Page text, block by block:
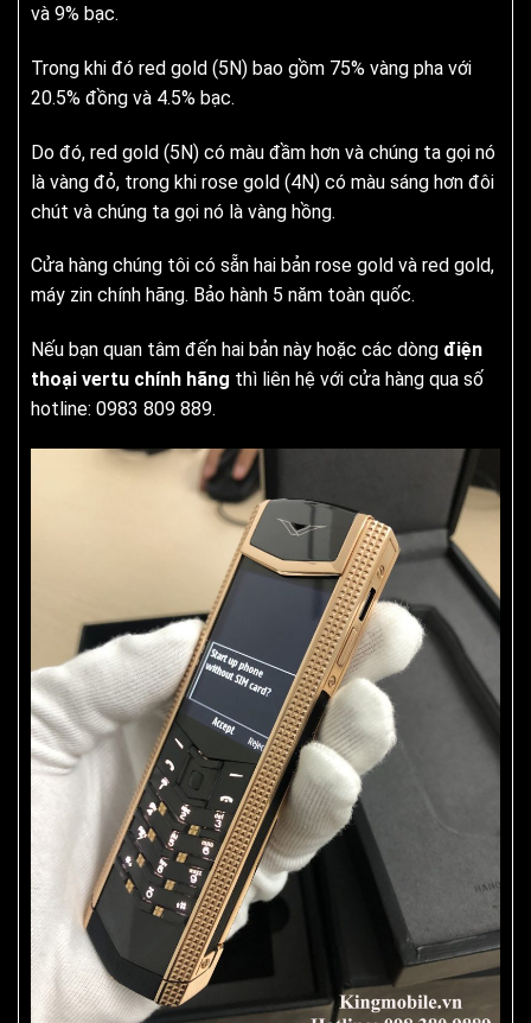
và 9% bạc.
Trong khi đó red gold (5N) bao gồm 75% vàng pha với
20.5% đồng và 4.5% bạc.
Do đó, red gold (5N) có màu đầm hơn và chúng ta gọi nó
là vàng đỏ, trong khi rose gold (4N) có màu sáng hơn đôi
chút và chúng ta gọi nó là vàng hồng.
Cửa hàng chúng tôi có sẵn hai bản rose gold và red gold,
máy zin chính hãng. Bảo hành 5 năm toàn quốc.
Nếu bạn quan tâm đến hai bản này hoặc các dòng điện
thoại vertu chính hãng thì liên hệ với cửa hàng qua số
hotline: 0983 809 889.